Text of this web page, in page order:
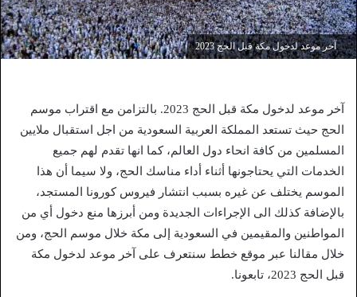
آخر موعد لدخول مكة قبل الحج 2023
آخر موعد لدخول مكة قبل الحج 2023. بالتزامن مع اقتراب موسم
الحج حيث تستعد المملكة العربية السعودية من اجل استقبال ملايين
المسلمين من كافة انحاء دول العالم، كما انها تقدم لهم جميع
الخدمات التي يحتاجونها أثناء أداء مناسك الحج، ولا سيما أن هذا
الموسم يختلف عن غيره بسبب انتشار فيروس كورونا المستجد،
بالإضافة كذلك الى الإجراءات الجديدة ومن أبرزها منع دخول أي من
المواطنين والمقيمين في السعودية إلى مكة خلال موسم الحج، ومن
خلال مقالنا عبر موقع خطط سنتعرف على آخر موعد لدخول مكة
قبل الحج 2023، تابعونا.